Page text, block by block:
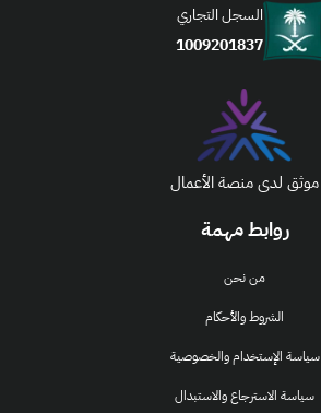
روابط مهمة
من نحن
الشروط والأحكام
سياسة الإستخدام والخصوصية
سياسة الاسترجاع والاستبدال
السجل التجاري
1009201837
موثق لدى منصة الأعمال